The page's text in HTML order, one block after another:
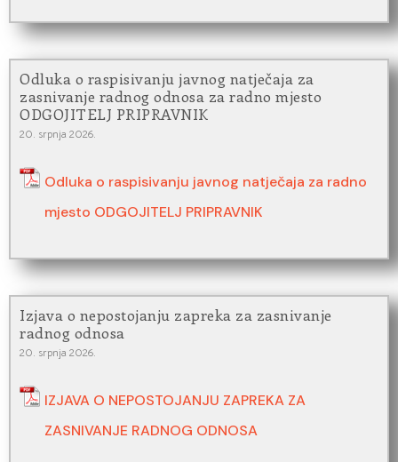
Odluka o raspisivanju javnog natječaja za
zasnivanje radnog odnosa za radno mjesto
ODGOJITELJ PRIPRAVNIK
20. srpnja 2026.
Odluka o raspisivanju javnog natječaja za radno
mjesto ODGOJITELJ PRIPRAVNIK
Izjava o nepostojanju zapreka za zasnivanje
radnog odnosa
20. srpnja 2026.
IZJAVA O NEPOSTOJANJU ZAPREKA ZA
ZASNIVANJE RADNOG ODNOSA